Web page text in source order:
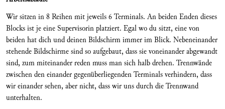
Wir sitzen in 8 Reihen mit jeweils 6 Terminals. An beiden Enden dieses
Blocks ist je eine Supervisorin platziert. Egal wo du sitzt, eine von
beiden hat dich und deinen Bildschirm immer im Blick. Nebeneinander
stehende Bildschirme sind so aufgebaut, dass sie voneinander abgewandt
sind, zum miteinander reden muss man sich halb drehen. Trennwände
zwischen den einander gegenüberliegenden Terminals verhindern, dass
wir einander sehen, aber nicht, dass wir uns durch die Trennwand
unterhalten.